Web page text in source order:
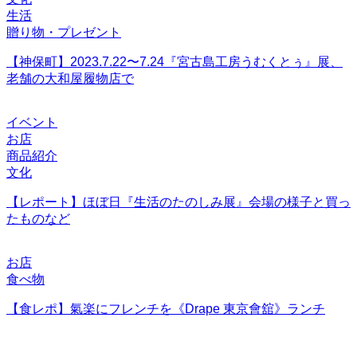
生活
贈り物・プレゼント
【神保町】2023.7.22〜7.24『宮古島工房うむくとぅ』展、
老舗の大和屋履物店で
イベント
お店
商品紹介
文化
【レポート】ほぼ日『生活のたのしみ展』会場の様子と買っ
たものなど
お店
食べ物
【食レポ】氣楽にフレンチを《Drape 東京會舘》ランチ